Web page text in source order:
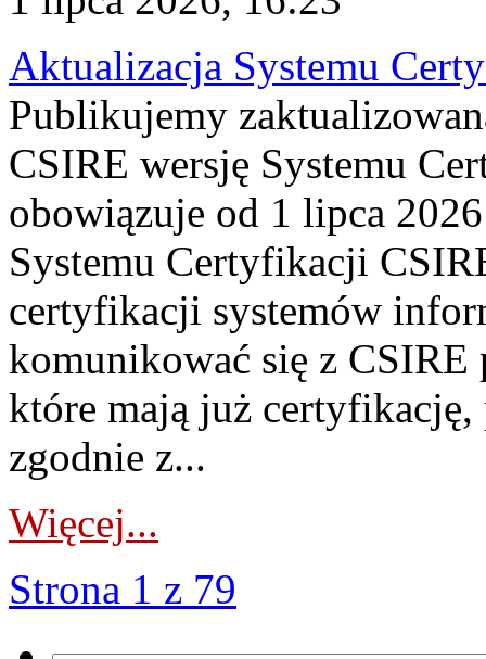
Aktualizacja Systemu
Publikujemy
CSIRE wersję Systemu
obowiązuje od 1 lipca
Systemu Certyfikacji
certyfikacji systemów
komunikować się z
które mają już
zgodnie z...
Więcej...
Strona 1 z 79